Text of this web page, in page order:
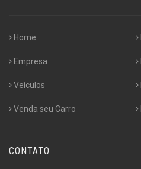
Home
Empresa
Veículos
Venda seu Carro
CONTATO